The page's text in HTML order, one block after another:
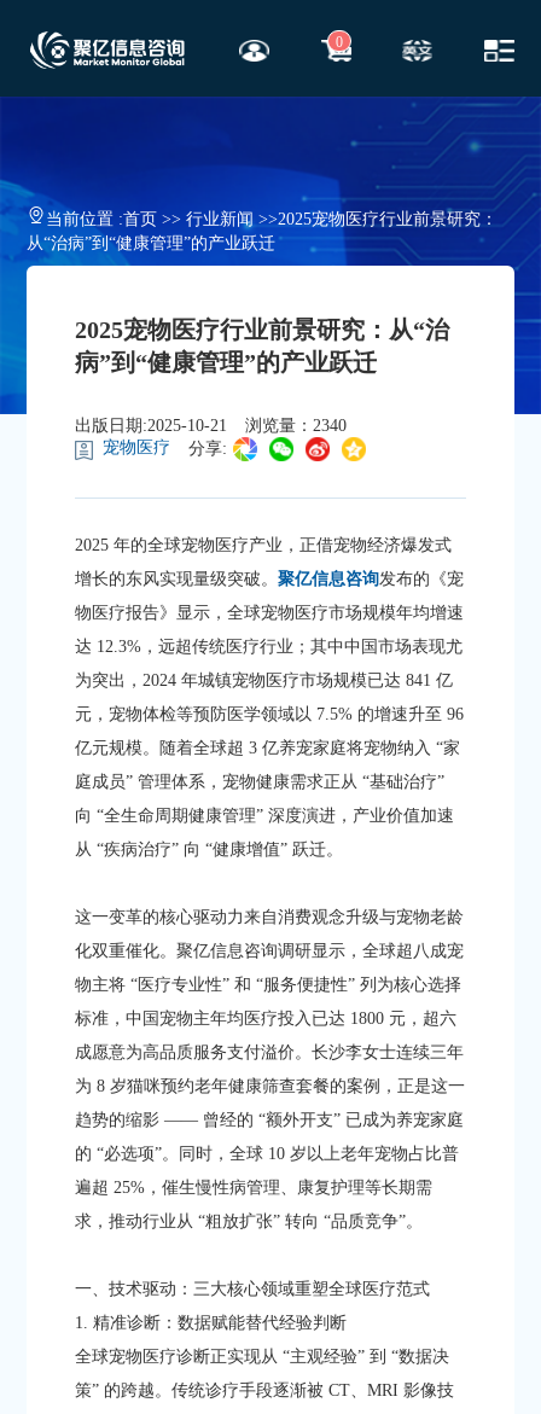
0
当前位置 :首页>> 行业新闻 >>2025宠物医疗行业前景研究：
从“治病”到“健康管理”的产业跃迁
2025宠物医疗行业前景研究：从“治
病”到“健康管理”的产业跃迁
出版日期:2025-10-21
浏览量：2340
宠物医疗
分享:
2025 年的全球宠物医疗产业，正借宠物经济爆发式
增长的东风实现量级突破。聚亿信息咨询发布的《宠
物医疗报告》显示，全球宠物医疗市场规模年均增速
达 12.3%，远超传统医疗行业；其中中国市场表现尤
为突出，2024 年城镇宠物医疗市场规模已达 841 亿
元，宠物体检等预防医学领域以 7.5% 的增速升至 96
亿元规模。随着全球超 3 亿养宠家庭将宠物纳入 “家
庭成员” 管理体系，宠物健康需求正从 “基础治疗”
向 “全生命周期健康管理” 深度演进，产业价值加速
从 “疾病治疗” 向 “健康增值” 跃迁。​
这一变革的核心驱动力来自消费观念升级与宠物老龄
化双重催化。聚亿信息咨询调研显示，全球超八成宠
物主将 “医疗专业性” 和 “服务便捷性” 列为核心选择
标准，中国宠物主年均医疗投入已达 1800 元，超六
成愿意为高品质服务支付溢价。长沙李女士连续三年
为 8 岁猫咪预约老年健康筛查套餐的案例，正是这一
趋势的缩影 —— 曾经的 “额外开支” 已成为养宠家庭
的 “必选项”。同时，全球 10 岁以上老年宠物占比普
遍超 25%，催生慢性病管理、康复护理等长期需
求，推动行业从 “粗放扩张” 转向 “品质竞争”。
一、技术驱动：三大核心领域重塑全球医疗范式​
1. 精准诊断：数据赋能替代经验判断​
全球宠物医疗诊断正实现从 “主观经验” 到 “数据决
策” 的跨越。传统诊疗手段逐渐被 CT、MRI 影像技